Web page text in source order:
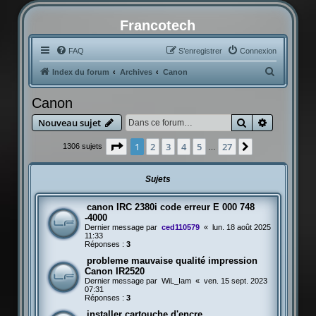
Francotech
FAQ Connexion
S’enregistrer
Index du forum Archives Canon
e
h
Canon
Nouveau sujet Rechercher
1306 sujets Page 1sur27
1 2 3 4 5 … 27
Sujets
canon IRC 2380i code erreur E 000 748
-4000
Dernier message par ced110579 «
lun. 18 août 2025
11:33
Réponses : 3
probleme mauvaise qualité impression
Canon IR2520
Dernier message par WiL_Iam « ven. 15 sept. 2023
07:31
Réponses : 3